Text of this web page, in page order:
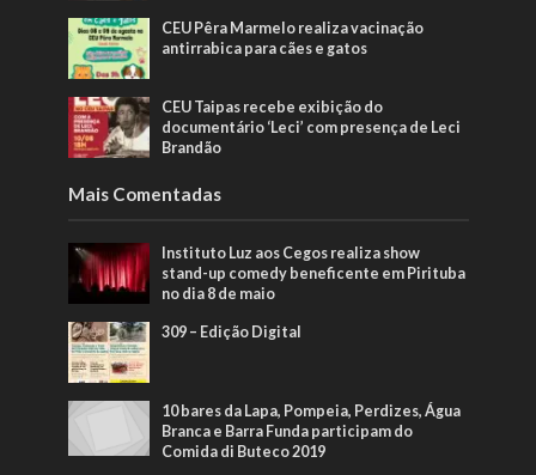
CEU Pêra Marmelo realiza vacinação
antirrabica para cães e gatos
CEU Taipas recebe exibição do
documentário ‘Leci’ com presença de Leci
Brandão
Mais Comentadas
Instituto Luz aos Cegos realiza show
stand-up comedy beneficente em Pirituba
no dia 8 de maio
309 – Edição Digital
10 bares da Lapa, Pompeia, Perdizes, Água
Branca e Barra Funda participam do
Comida di Buteco 2019